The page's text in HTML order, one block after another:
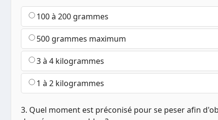
100 à 200 grammes
500 grammes maximum
3 à 4 kilogrammes
1 à 2 kilogrammes
3. Quel moment est préconisé pour se peser afin